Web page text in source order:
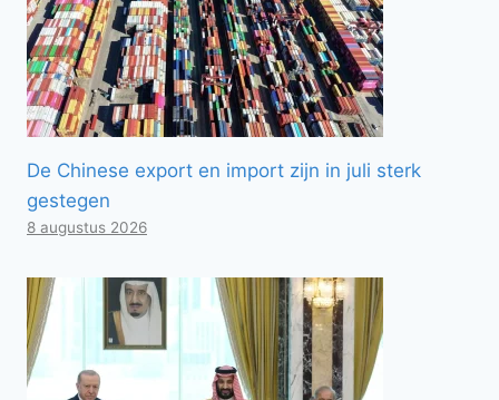
De Chinese export en import zijn in juli sterk
gestegen
8 augustus 2026